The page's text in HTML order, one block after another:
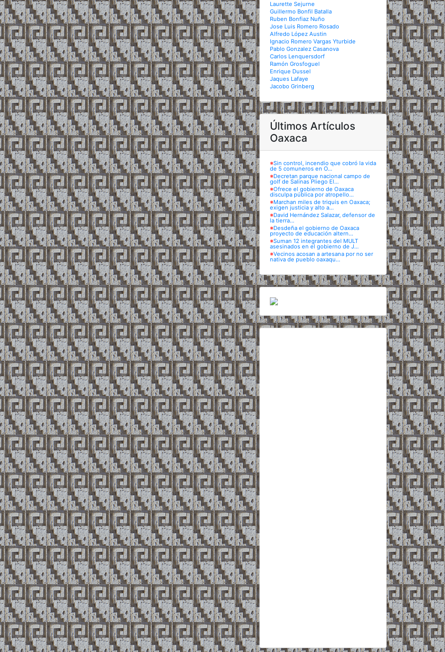
Laurette Sejurne
Guillermo Bonfil Batalla
Ruben Bonfiaz Nuño
Jose Luis Romero Rosado
Alfredo López Austin
Ignacio Romero Vargas Yturbide
Pablo Gonzalez Casanova
Carlos Lenquersdorf
Ramón Grosfoguel
Enrique Dussel
Jaques Lafaye
Jacobo Grinberg
Últimos Artículos
Oaxaca
※Sin control, incendio que cobró la vida
de 5 comuneros en O...
※Decretan parque nacional campo de
golf de Salinas Pliego El...
※Ofrece el gobierno de Oaxaca
disculpa pública por atropello...
※Marchan miles de triquis en Oaxaca;
exigen justicia y alto a...
※David Hernández Salazar, defensor de
la tierra...
※Desdeña el gobierno de Oaxaca
proyecto de educación altern...
※Suman 12 integrantes del MULT
asesinados en el gobierno de J...
※Vecinos acosan a artesana por no ser
nativa de pueblo oaxaqu...